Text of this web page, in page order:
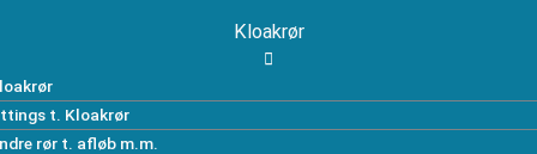
Kloakrør
t. Kloakrør
rør t. afløb m.m.